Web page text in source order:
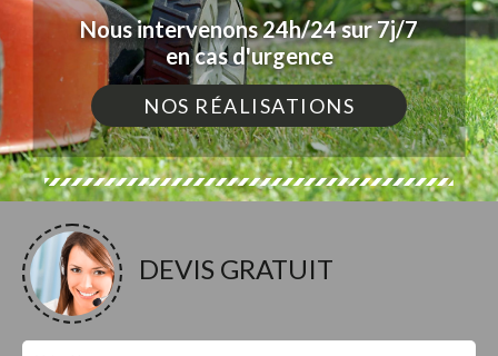
Nous intervenons 24h/24 sur 7j/7
en cas d'urgence
NOS RÉALISATIONS
DEVIS GRATUIT